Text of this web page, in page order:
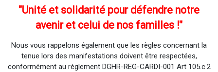
"Unité et solidarité pour défendre notre
avenir et celui de nos familles !"
Nous vous rappelons également que les règles concernant la
tenue lors des manifestations doivent être respectées,
conformément au règlement DGHR-REG-CARDI-001 Art 105.c.2